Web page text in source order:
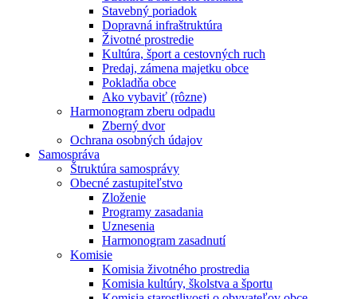
Stavebný poriadok
Dopravná infraštruktúra
Životné prostredie
Kultúra, šport a cestovných ruch
Predaj, zámena majetku obce
Pokladňa obce
Ako vybaviť (rôzne)
Harmonogram zberu odpadu
Zberný dvor
Ochrana osobných údajov
Samospráva
Štruktúra samosprávy
Obecné zastupiteľstvo
Zloženie
Programy zasadania
Uznesenia
Harmonogram zasadnutí
Komisie
Komisia životného prostredia
Komisia kultúry, školstva a športu